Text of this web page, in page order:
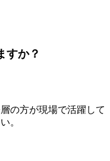
すか？
の方が現場で活躍して
。